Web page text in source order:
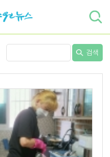
검색